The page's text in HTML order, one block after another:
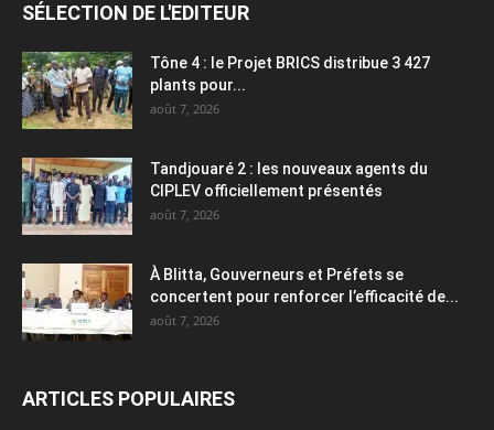
SÉLECTION DE L'EDITEUR
Tône 4 : le Projet BRICS distribue 3 427
plants pour...
août 7, 2026
Tandjouaré 2 : les nouveaux agents du
CIPLEV officiellement présentés
août 7, 2026
À Blitta, Gouverneurs et Préfets se
concertent pour renforcer l’efficacité de...
août 7, 2026
ARTICLES POPULAIRES